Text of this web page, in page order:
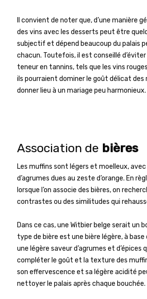
Il convient de noter que, d’une manière
des vins avec les desserts peut être
subjectif et dépend beaucoup du palais
chacun. Toutefois, il est conseillé
teneur en tannins, tels que les vins
ils pourraient dominer le goût délicat des
donner lieu à un mariage peu harmonieux.
Association de bières
Les muffins sont légers et moelleux,
d’agrumes dues au zeste d’orange. En
lorsque l’on associe des bières, on
contrastes ou des similitudes qui
Dans ce cas, une Witbier belge serait un
type de bière est une bière légère, à base
une légère saveur d’agrumes et d’épices
compléter le goût et la texture des
son effervescence et sa légère acidité
nettoyer le palais après chaque bouchée.